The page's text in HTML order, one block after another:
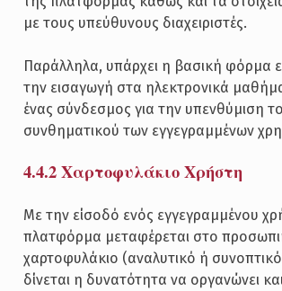
με τους υπεύθυνους διαχειριστές.
Παράλληλα, υπάρχει η βασική φόρμα
την εισαγωγή στα ηλεκτρονικά
ένας σύνδεσμος για την υπενθύμιση
συνθηματικού των εγγεγραμμένων
4.4.2 Χαρτοφυλάκιο Χρήστη
Με την είσοδό ενός εγγεγραμμένου
πλατφόρμα μεταφέρεται στο
χαρτοφυλάκιο (αναλυτικό ή
δίνεται η δυνατότητα να οργανώνει